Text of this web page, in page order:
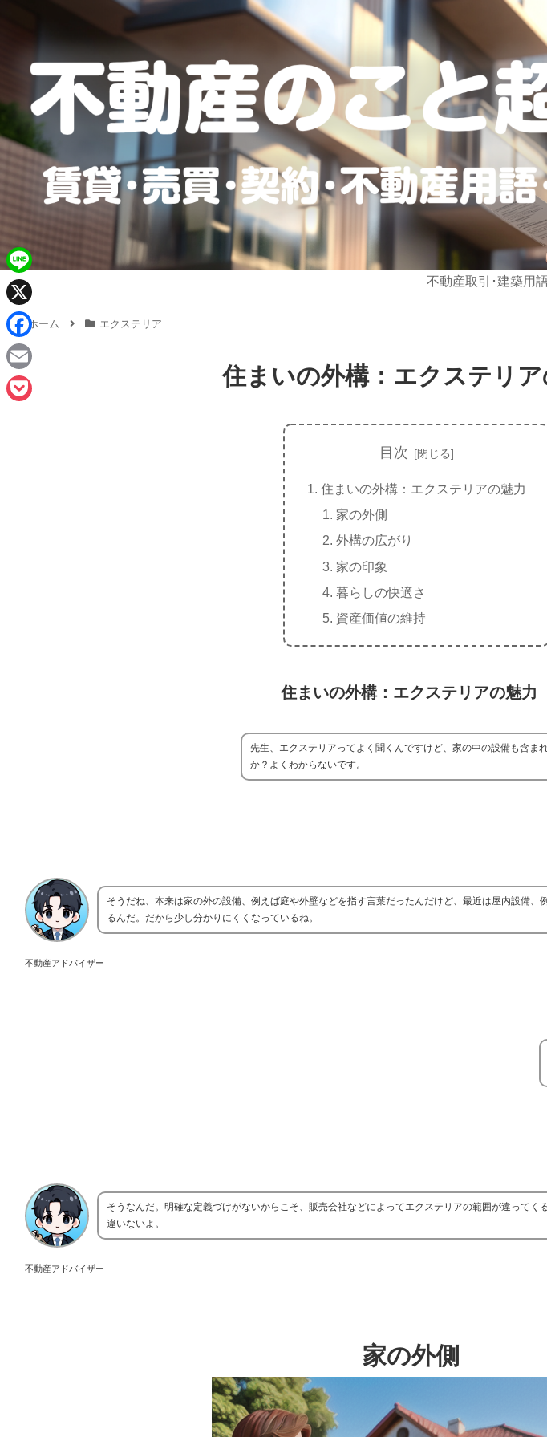
不動産取引･建築用
ホーム エクステリア
住まいの外構：エクステリア
目次
住まいの外構：エクステリアの魅力
家の外側
外構の広がり
家の印象
暮らしの快適さ
資産価値の維持
住まいの外構：エクステリアの魅力
先生、エクステリアってよく聞くんですけど、家の中の設備も含ま
か？よくわからないです。
不動産アドバイザー
そうだね、本来は家の外の設備、例えば庭や外壁などを指す言葉だったんだけど、最近は屋内設備
るんだ。だから少し分かりにくくなっているね。
不動産アドバイザー
そうなんだ。明確な定義づけがないからこそ、販売会社などによってエクステリアの範囲が違ってく
違いないよ。
家の外側
L
n
e
X
F
a
c
E